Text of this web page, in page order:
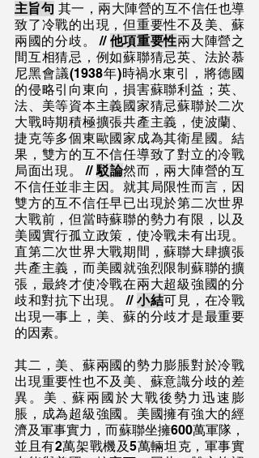
主旨句 其一，兩大陣營的互不信任也導
致了冷戰的出現，但重要性不及美、蘇
兩國的分歧。 // 他項重要性兩大陣營之
間互相猜忌，例如蘇聯猜忌英、法於慕
尼黑會議(1938年)時禍水東引，將德國
的侵略引向東向，損害蘇聯利益；英、
法、美等資本主義國家猜忌蘇聯於二次
大戰時期積極擴張共產主義，使波蘭、
捷克等多個東歐國家成為其衛星國。結
果，雙方的互不信任導致了對立的冷戰
局面出現。 // 駁論然而，兩大陣營的互
不信任並非主因。就其局限性而言，因
雙方的互不信任早已出現於第二次世界
大戰前，但當時蘇聯的勢力有限，以及
美國實行孤立政策，使冷戰未有出現。
直第二次世界大戰期間，蘇聯大肆擴張
共產主義，而美國就強烈限制蘇聯的擴
張，最終才使冷戰在兩大超級強國的分
歧和對抗下出現。 // 小結可見，在冷戰
出現一事上，美、蘇的分歧才是最重要
的因素。
其二，美、蘇兩國的勢力膨脹對於冷戰
出現重要性也不及美、蘇意識分歧的差
異。美﹑蘇兩國於大戰後勢力迅速膨
脹，成為超級強國。美國擁有強大的經
濟及軍事實力，而蘇聯坐擁600萬軍隊，
並且有2萬架戰機及5萬輛坦克，軍事實